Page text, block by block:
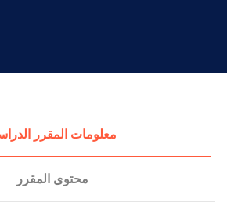
معلومات المقرر
محتوى المقرر